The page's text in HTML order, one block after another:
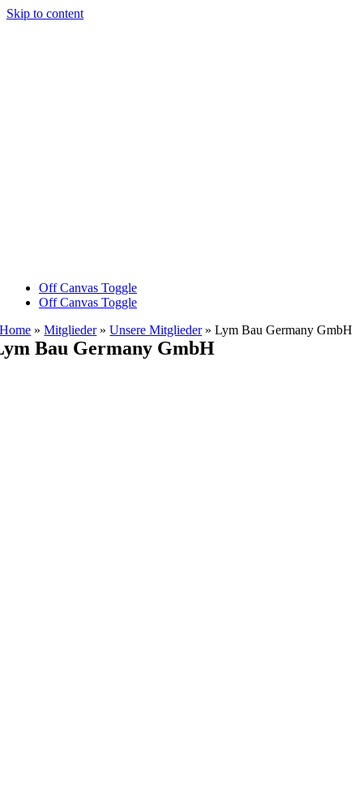
Skip to content
Off Canvas Toggle
Off Canvas Toggle
Home »Mitglieder»Unsere Mitglieder»Lym Bau Germany GmbH
Bau Germany GmbH